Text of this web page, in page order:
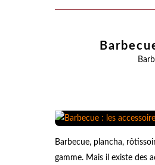
Barbecue, plancha,
gamme. Mais il existe des